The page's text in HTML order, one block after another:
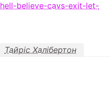
believe-cavs-exit-let-
Тайріс Халібертон